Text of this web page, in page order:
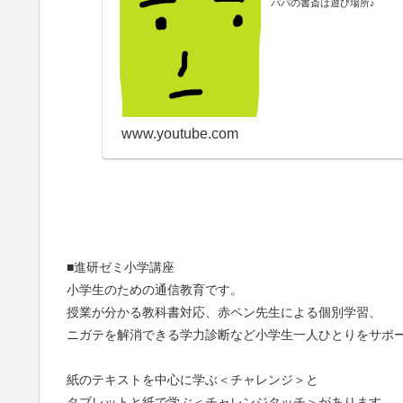
パパの書斎は遊び場所♪
www.youtube.com
■進研ゼミ小学講座
小学生のための通信教育です。
授業が分かる教科書対応、赤ペン先生による個別学習、
ニガテを解消できる学力診断など小学生一人ひとりをサポ
紙のテキストを中心に学ぶ＜チャレンジ＞と